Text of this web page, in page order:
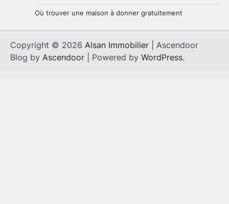
Où trouver une maison à donner gratuitement
Copyright © 2026 Alsan Immobilier | Ascendoor
Blog by Ascendoor | Powered by WordPress.